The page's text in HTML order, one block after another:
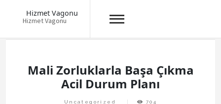
Hizmet Vagonu
Hizmet Vagonu
Mali Zorluklarla Başa Çıkma
Acil Durum Planı
Uncategorized 704